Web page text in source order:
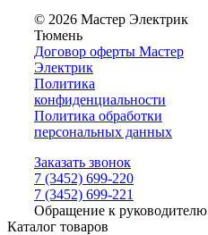
© 2026 Мастер Электрик
Тюмень
Договор оферты Мастер
Электрик
Политика
конфиденциальности
Политика обработки
персональных данных
Заказать звонок
7 (3452) 699-220
7 (3452) 699-221
Обращение к руководителю
Каталог товаров